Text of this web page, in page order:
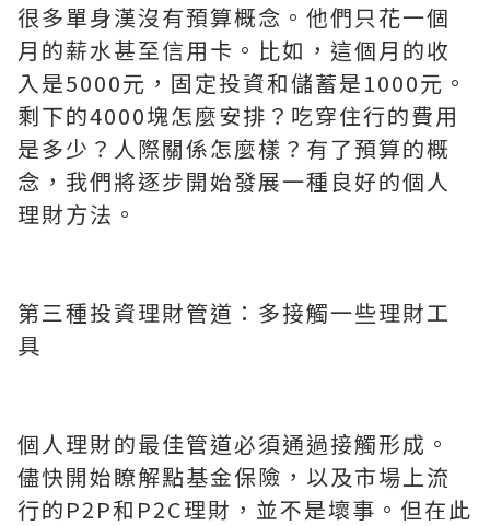
很多單身漢沒有預算概念。他們只花一個
月的薪水甚至信用卡。比如，這個月的收
入是5000元，固定投資和儲蓄是1000元。
剩下的4000塊怎麼安排？吃穿住行的費用
是多少？人際關係怎麼樣？有了預算的概
念，我們將逐步開始發展一種良好的個人
理財方法。
第三種投資理財管道：多接觸一些理財工
具
個人理財的最佳管道必須通過接觸形成。
儘快開始瞭解點基金保險，以及市場上流
行的P2P和P2C理財，並不是壞事。但在此